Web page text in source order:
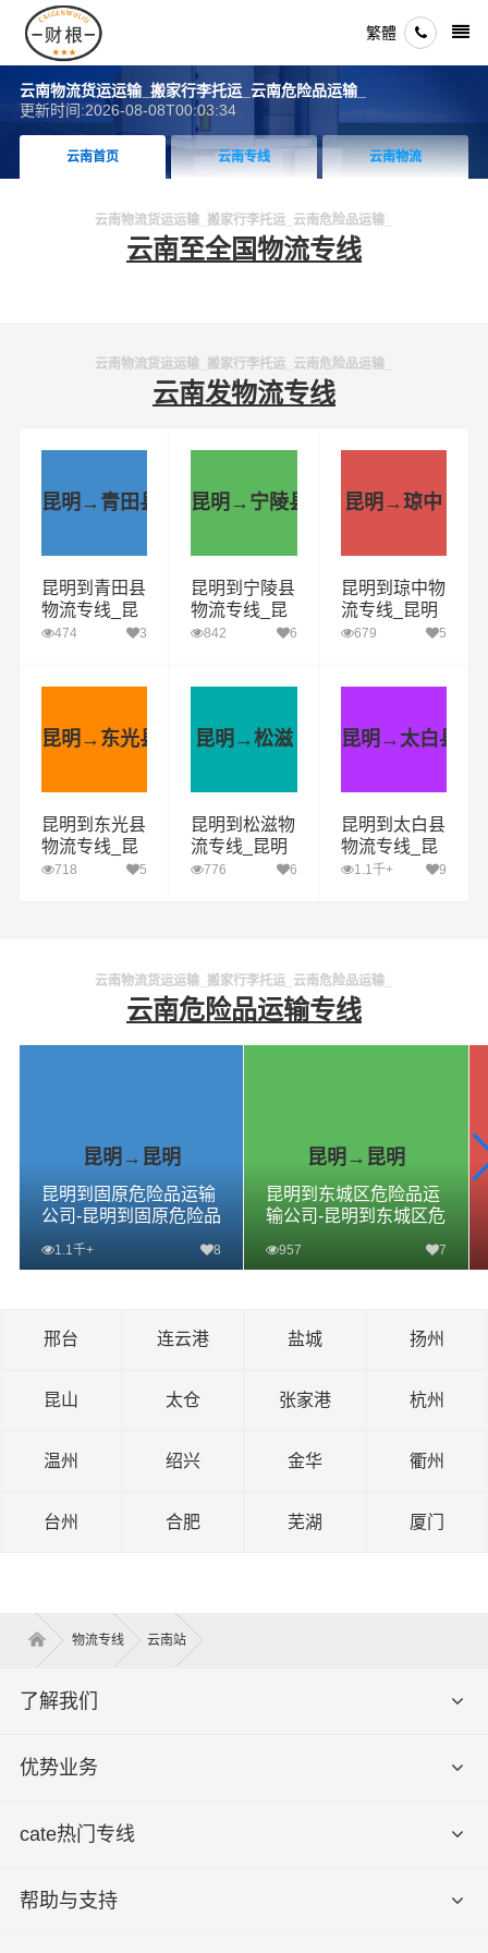
繁體
云南物流货运运输_搬家行李托运_云南危险品运输_
更新时间:2026-08-08T00:03:34
云南首页 云南专线 云南物流
云南物流货运运输_搬家行李托运_云南危险品运输_
云南至全国物流专线
云南物流货运运输_搬家行李托运_云南危险品运输_
云南发物流专线
昆明→青田县
昆明到青田县
物流专线_昆
明到青田县货
474 3
昆明→宁陵县
昆明到宁陵县
物流专线_昆
明到宁陵县货
842 6
昆明→琼中
昆明到琼中物
流专线_昆明
到琼中货运公
679 5
昆明→东光县
昆明到东光县
物流专线_昆
明到东光县货
718 5
昆明→松滋
昆明到松滋物
流专线_昆明
到松滋货运公
776 6
昆明→太白县
昆明到太白县
物流专线_昆
明到太白县货
1.1千+ 9
云南物流货运运输_搬家行李托运_云南危险品运输_
云南危险品运输专线
昆明→昆明
昆明到固原危险品运输
公司-昆明到固原危险品
险品专线
1.1千+ 8
昆明→昆明
昆明到东城区危险品运
输公司-昆明到东城区危
城区危险品专线
957 7
邢台 连云港 盐城 扬州
昆山 太仓 张家港 杭州
温州 绍兴 金华 衢州
台州 合肥 芜湖 厦门
物流专线 云南站
了解我们
优势业务
cate热门专线
帮助与支持